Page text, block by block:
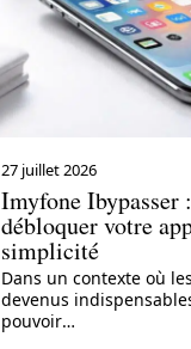
27 juillet 2026
Imyfone
débloquer votre
simplicité
Dans un contexte où
devenus
pouvoir…